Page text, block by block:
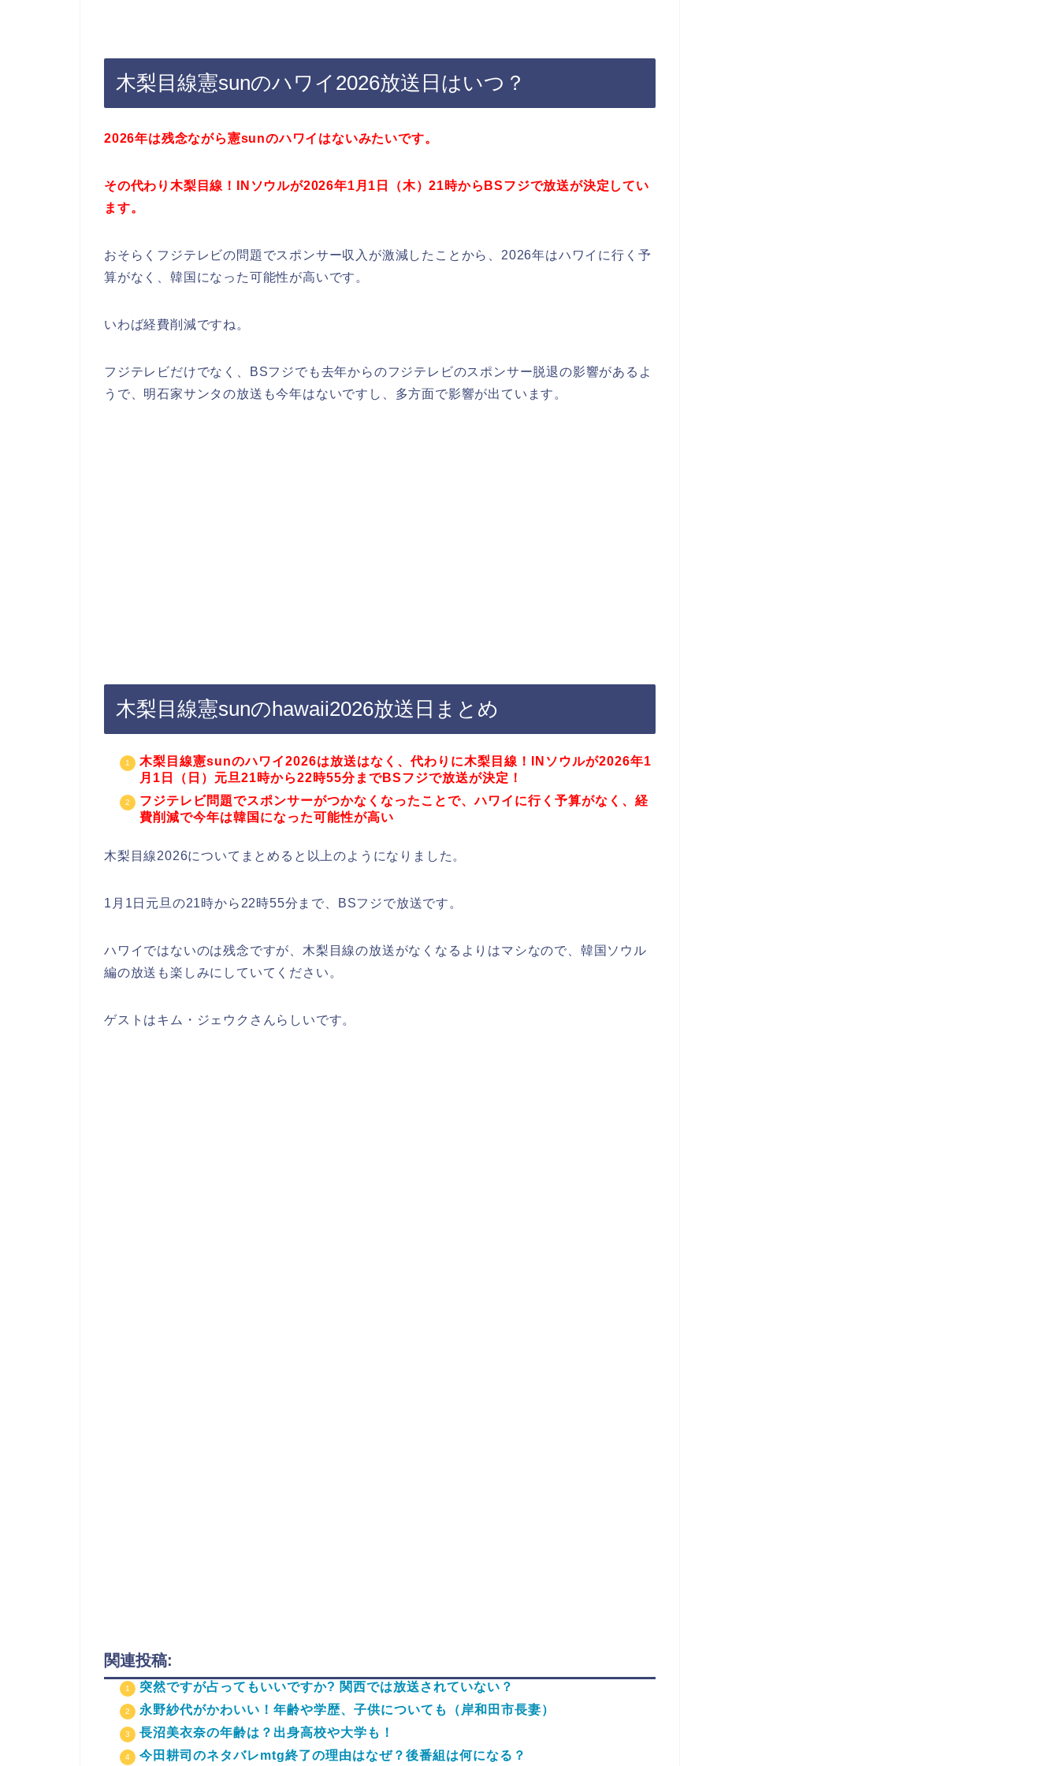
木梨目線憲sunのハワイ2026放送日はいつ？
2026年は残念ながら憲sunのハワイはないみたいです。
その代わり木梨目線！INソウルが2026年1月1日（木）21時からBSフジで放送が決定してい
ます。
おそらくフジテレビの問題でスポンサー収入が激減したことから、2026年はハワイに行く予
算がなく、韓国になった可能性が高いです。
いわば経費削減ですね。
フジテレビだけでなく、BSフジでも去年からのフジテレビのスポンサー脱退の影響があるよ
うで、明石家サンタの放送も今年はないですし、多方面で影響が出ています。
木梨目線憲sunのhawaii2026放送日まとめ
木梨目線憲sunのハワイ2026は放送はなく、代わりに木梨目線！INソウルが2026年1
月1日（日）元旦21時から22時55分までBSフジで放送が決定！
フジテレビ問題でスポンサーがつかなくなったことで、ハワイに行く予算がなく、経
費削減で今年は韓国になった可能性が高い
木梨目線2026についてまとめると以上のようになりました。
1月1日元旦の21時から22時55分まで、BSフジで放送です。
ハワイではないのは残念ですが、木梨目線の放送がなくなるよりはマシなので、韓国ソウル
編の放送も楽しみにしていてください。
ゲストはキム・ジェウクさんらしいです。
関連投稿:
突然ですが占ってもいいですか? 関西では放送されていない？
永野紗代がかわいい！年齢や学歴、子供についても（岸和田市長妻）
長沼美衣奈の年齢は？出身高校や大学も！
今田耕司のネタバレmtg終了の理由はなぜ？後番組は何になる？